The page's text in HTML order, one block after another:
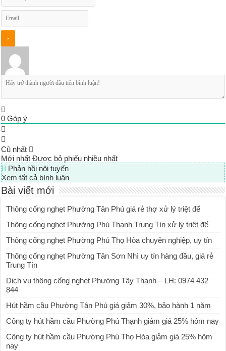
0 Góp ý
Cũ nhất
Mới nhất Được bỏ phiếu nhiều nhất
Phản hồi nội tuyến
Xem tất cả bình luận
Bài viết mới
Thông cống nghẹt Phường Tân Phú giá rẻ thợ xử lý triệt để
Thông cống nghẹt Phường Phú Thạnh Trung Tín xử lý triệt để
Thông cống nghẹt Phường Phú Thọ Hòa chuyên nghiệp, uy tín
Thông cống nghẹt Phường Tân Sơn Nhì uy tín hàng đầu, giá rẻ
Trung Tín
Dịch vụ thông cống nghẹt Phường Tây Thạnh – LH: 0974 432
844
Hút hầm cầu Phường Tân Phú giá giảm 30%, bảo hành 1 năm
Công ty hút hầm cầu Phường Phú Thạnh giảm giá 25% hôm nay
Công ty hút hầm cầu Phường Phú Thọ Hòa giảm giá 25% hôm
nay